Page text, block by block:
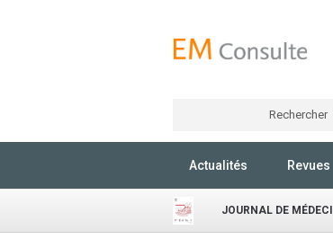
Rechercher
Actualités Revues
JOURNAL DE